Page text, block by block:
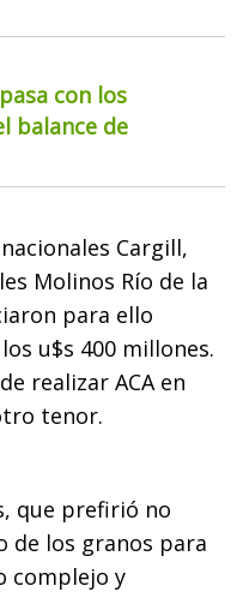
con los
balance de
Cargill,
Molinos Río de la
para ello
u$s 400 millones.
realizar ACA en
tenor.
que prefirió no
de los granos para
complejo y